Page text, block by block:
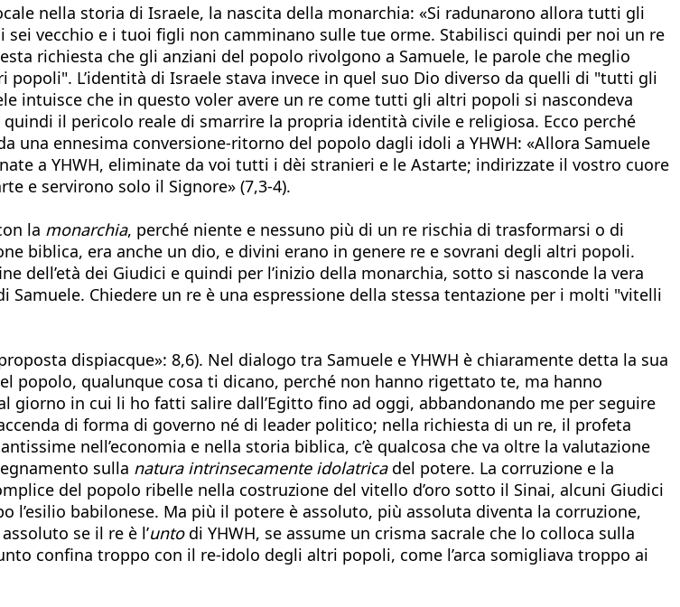
nella storia di Israele, la nascita della monarchia: «Si radunarono allora tutti gli
sei vecchio e i tuoi figli non camminano sulle tue orme. Stabilisci quindi per noi un re
richiesta che gli anziani del popolo rivolgono a Samuele, le parole che meglio
L’identità di Israele stava invece in quel suo Dio diverso da quelli di "tutti gli
intuisce che in questo voler avere un re come tutti gli altri popoli si nascondeva
il pericolo reale di smarrire la propria identità civile e religiosa. Ecco perché
una ennesima conversione-ritorno del popolo dagli idoli a YHWH: «Allora Samuele
a YHWH, eliminate da voi tutti i dèi stranieri e le Astarte; indirizzate il vostro cuore
e servirono solo il Signore» (7,3-4).
la monarchia, perché niente e nessuno più di un re rischia di trasformarsi o di
biblica, era anche un dio, e divini erano in genere re e sovrani degli altri popoli.
dell’età dei Giudici e quindi per l’inizio della monarchia, sotto si nasconde la vera
Chiedere un re è una espressione della stessa tentazione per i molti "vitelli
dispiacque»: 8,6). Nel dialogo tra Samuele e YHWH è chiaramente detta la sua
popolo, qualunque cosa ti dicano, perché non hanno rigettato te, ma hanno
in cui li ho fatti salire dall’Egitto fino ad oggi, abbandonando me per seguire
di forma di governo né di leader politico; nella richiesta di un re, il profeta
nell’economia e nella storia biblica, c’è qualcosa che va oltre la valutazione
sulla natura intrinsecamente idolatricadel potere. La corruzione e la
del popolo ribelle nella costruzione del vitello d’oro sotto il Sinai, alcuni Giudici
babilonese. Ma più il potere è assoluto, più assoluta diventa la corruzione,
se il re è l’untodi YHWH, se assume un crisma sacrale che lo colloca sulla
confina troppo con il re-idolo degli altri popoli, come l’arca somigliava troppo ai